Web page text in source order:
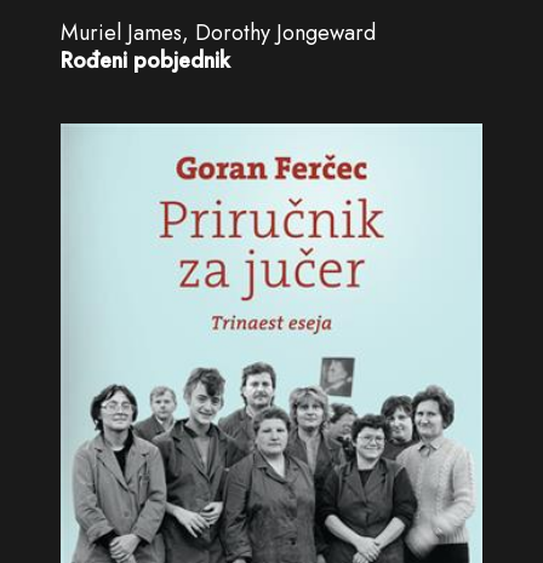
Muriel James, Dorothy Jongeward
Rođeni pobjednik